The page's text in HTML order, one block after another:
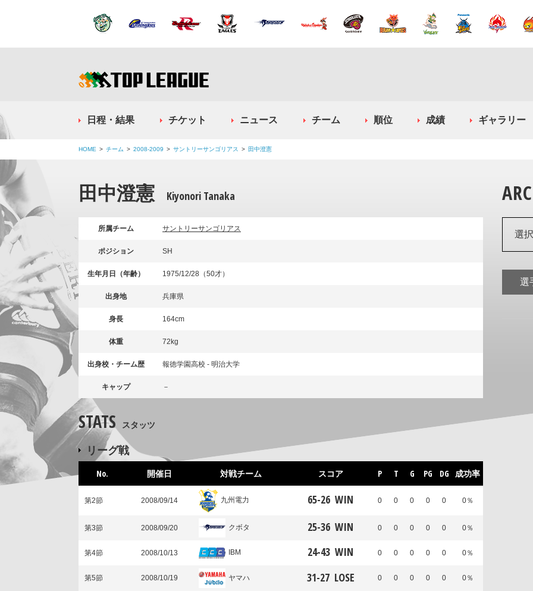
日程・結果 チケット ニュース チーム 順位 成績 ギャラリー
HOME チーム 2008-2009 サントリーサンゴリアス 田中澄憲
田中澄憲 Kiyonori Tanaka
所属チーム サントリーサンゴリアス
ポジション SH
生年月日（年齢） 1975/12/28（50才）
出身地 兵庫県
身長 164cm
体重 72kg
出身校・チーム歴 報徳学園高校 - 明治大学
キャップ －
STATS スタッツ
リーグ戦
No. 開催日 対戦チーム スコア P T G PG DG 成功率
第2節 2008/09/14 九州電力 65-26 WIN 0 0 0 0 0 0％
第3節 2008/09/20 クボタ 25-36 WIN 0 0 0 0 0 0％
第4節 2008/10/13 IBM 24-43 WIN 0 0 0 0 0 0％
第5節 2008/10/19 ヤマハ 31-27 LOSE 0 0 0 0 0 0％
選
選